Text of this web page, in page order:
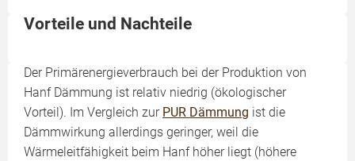
Vorteile und Nachteile
Der Primärenergieverbrauch bei der Produktion von
Hanf Dämmung ist relativ niedrig (ökologischer
Vorteil). Im Vergleich zur PUR Dämmung ist die
Dämmwirkung allerdings geringer, weil die
Wärmeleitfähigkeit beim Hanf höher liegt (höhere